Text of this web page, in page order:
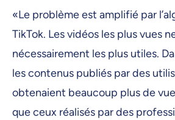
«Le problème est amplifié par
TikTok. Les vidéos les plus vues
nécessairement les plus utiles.
les contenus publiés par des
obtenaient beaucoup plus de
que ceux réalisés par des